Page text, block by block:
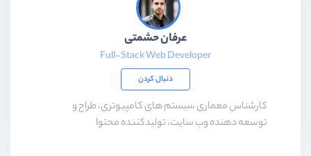
عرفان حشمتی
Full-Stack Web Developer
دنبال کردن
کارشناس معماری سیستم های کامپیوتری، طراح و
توسعه دهنده وب سایت، تولیدکننده محتوا